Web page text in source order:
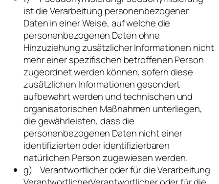
ist die Verarbeitung personenbezogener
Daten in einer Weise, auf welche die
personenbezogenen Daten ohne
Hinzuziehung zusätzlicher Informationen nicht
mehr einer spezifischen betroffenen Person
zugeordnet werden können, sofern diese
zusätzlichen Informationen gesondert
aufbewahrt werden und technischen und
organisatorischen Maßnahmen unterliegen,
die gewährleisten, dass die
personenbezogenen Daten nicht einer
identifizierten oder identifizierbaren
natürlichen Person zugewiesen werden.
g) Verantwortlicher oder für die Verarbeitung